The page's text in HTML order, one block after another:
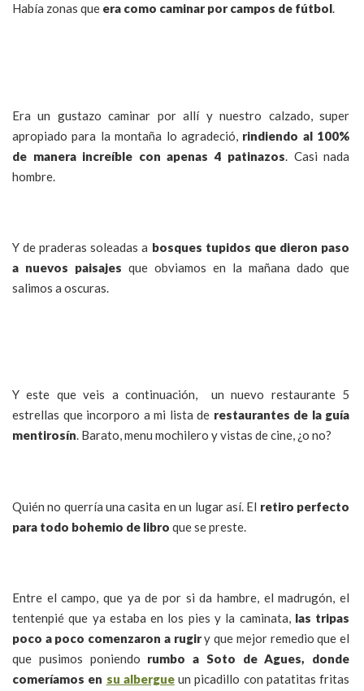
Había zonas que era como caminar por campos de fútbol.
Era un gustazo caminar por allí y nuestro calzado, super
apropiado para la montaña lo agradeció, rindiendo al 100%
de manera increíble con apenas 4 patinazos . Casi nada
hombre.
Y de praderas soleadas a bosques tupidos que dieron paso
a nuevos paisajesque obviamos en la mañana dado que
salimos a oscuras.
Y este que veis a continuación, un nuevo restaurante 5
estrellas que incorporo a mi lista de restaurantes de la guía
mentirosín. Barato, menu mochilero y vistas de cine, ¿o no?
Quién no querría una casita en un lugar así. El retiro perfecto
para todo bohemio de libro que se preste.
Entre el campo, que ya de por si da hambre, el madrugón, el
tentenpié que ya estaba en los pies y la caminata, las tripas
poco a poco comenzaron a rugiry que mejor remedio que el
que pusimos poniendo rumbo a Soto de Agues, donde
comeríamos en su albergueun picadillo con patatitas fritas